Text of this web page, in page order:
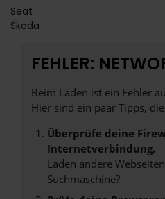
Seat
Škoda
FEHLER:
Beim Laden ist ein Fehler
Hier sind ein paar Tipps,
Überprüfe deine
Internetverbindung.
Laden andere
Suchmaschine?